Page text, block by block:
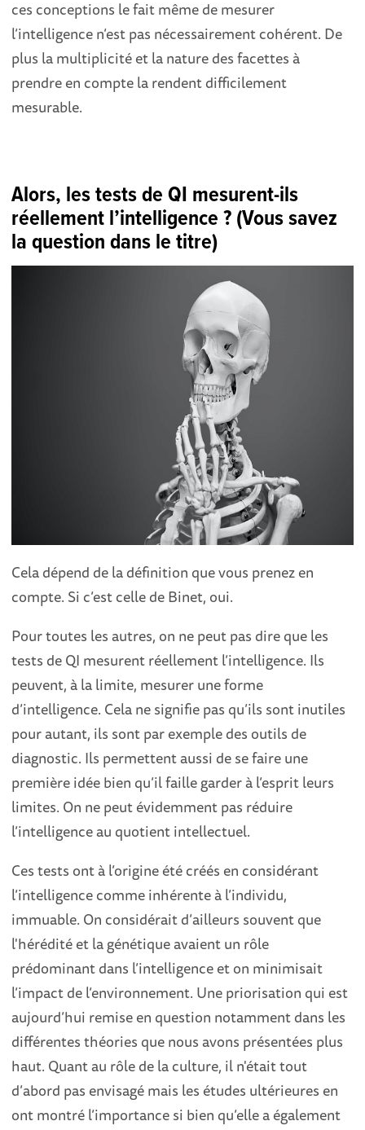
ces conceptions le fait même de mesurer
l’intelligence n’est pas nécessairement cohérent. De
plus la multiplicité et la nature des facettes à
prendre en compte la rendent difficilement
mesurable.
Alors, les tests de QI mesurent-ils
réellement l’intelligence ? (Vous savez
la question dans le titre)
Cela dépend de la définition que vous prenez en
compte. Si c’est celle de Binet, oui.
Pour toutes les autres, on ne peut pas dire que les
tests de QI mesurent réellement l’intelligence. Ils
peuvent, à la limite, mesurer une forme
d’intelligence. Cela ne signifie pas qu’ils sont inutiles
pour autant, ils sont par exemple des outils de
diagnostic. Ils permettent aussi de se faire une
première idée bien qu’il faille garder à l’esprit leurs
limites. On ne peut évidemment pas réduire
l’intelligence au quotient intellectuel.
Ces tests ont à l’origine été créés en considérant
l’intelligence comme inhérente à l’individu,
immuable. On considérait d’ailleurs souvent que
l'hérédité et la génétique avaient un rôle
prédominant dans l’intelligence et on minimisait
l’impact de l’environnement. Une priorisation qui est
aujourd’hui remise en question notamment dans les
différentes théories que nous avons présentées plus
haut. Quant au rôle de la culture, il n'était tout
d’abord pas envisagé mais les études ultérieures en
ont montré l’importance si bien qu’elle a également